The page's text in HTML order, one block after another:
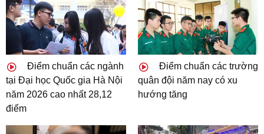
Điểm chuẩn các ngành
tại Đại học Quốc gia Hà Nội
năm 2026 cao nhất 28,12
điểm
Điểm chuẩn các trường
quân đội năm nay có xu
hướng tăng